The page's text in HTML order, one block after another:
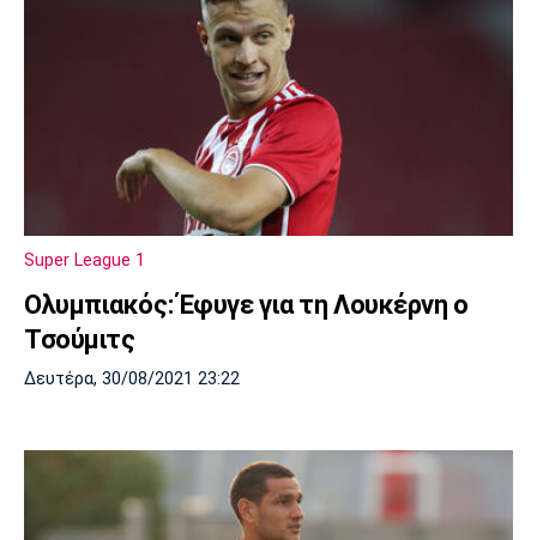
Super League 1
Ολυμπιακός: Έφυγε για τη Λουκέρνη ο
Τσούμιτς
Δευτέρα, 30/08/2021 23:22